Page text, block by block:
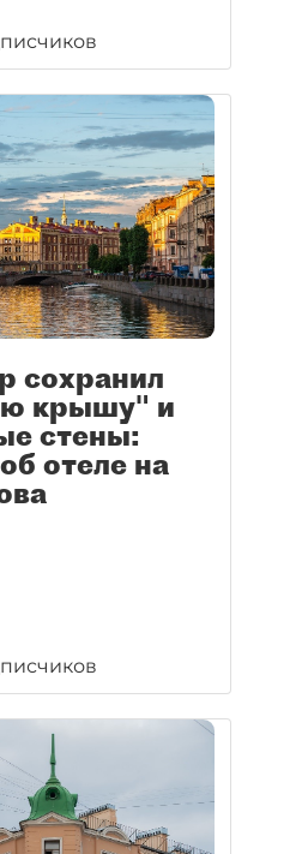
сохранил
крышу" и
стены:
отеле на